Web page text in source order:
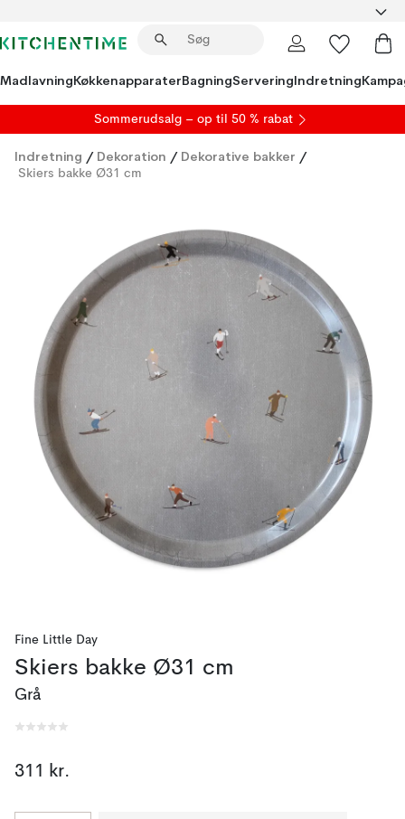
MadlavningKøkkenapparaterBagningServeringIndretning
Sommerudsalg – op til 50 % rabat
Indretning / Dekoration / Dekorative bakker /
Skiers bakke Ø31 cm
Fine Little Day
Skiers bakke Ø31 cm
Grå
311 kr.